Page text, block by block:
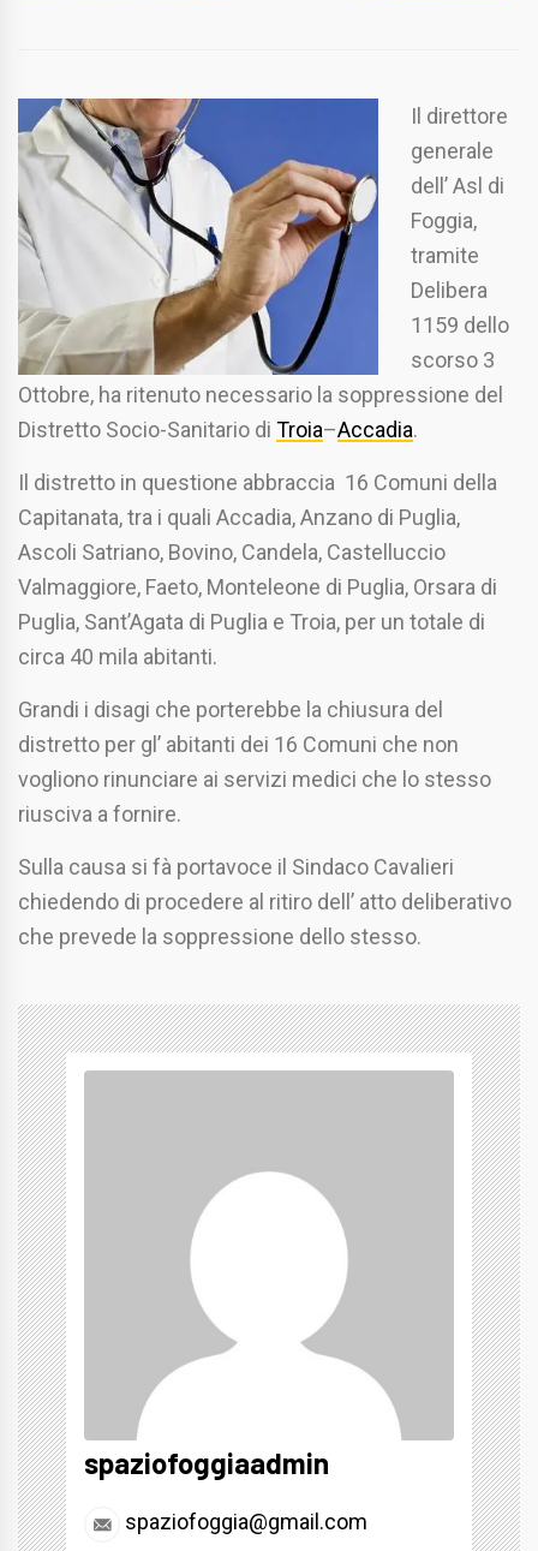
Il direttore
generale
dell’ Asl di
Foggia,
tramite
Delibera
1159 dello
scorso 3
Ottobre, ha ritenuto necessario la soppressione del
Distretto Socio-Sanitario di Troia–Accadia.
Il distretto in questione abbraccia 16 Comuni della
Capitanata, tra i quali Accadia, Anzano di Puglia,
Ascoli Satriano, Bovino, Candela, Castelluccio
Valmaggiore, Faeto, Monteleone di Puglia, Orsara di
Puglia, Sant’Agata di Puglia e Troia, per un totale di
circa 40 mila abitanti.
Grandi i disagi che porterebbe la chiusura del
distretto per gl’ abitanti dei 16 Comuni che non
vogliono rinunciare ai servizi medici che lo stesso
riusciva a fornire.
Sulla causa si fà portavoce il Sindaco Cavalieri
chiedendo di procedere al ritiro dell’ atto deliberativo
che prevede la soppressione dello stesso.
spaziofoggiaadmin
spaziofoggia@gmail.com